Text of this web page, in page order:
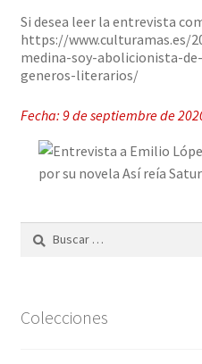
Si desea leer la entrevista
https://www.culturamas.es/
medina-soy-abolicionista-
generos-literarios/
Fecha: 9 de septiembre de
Colecciones